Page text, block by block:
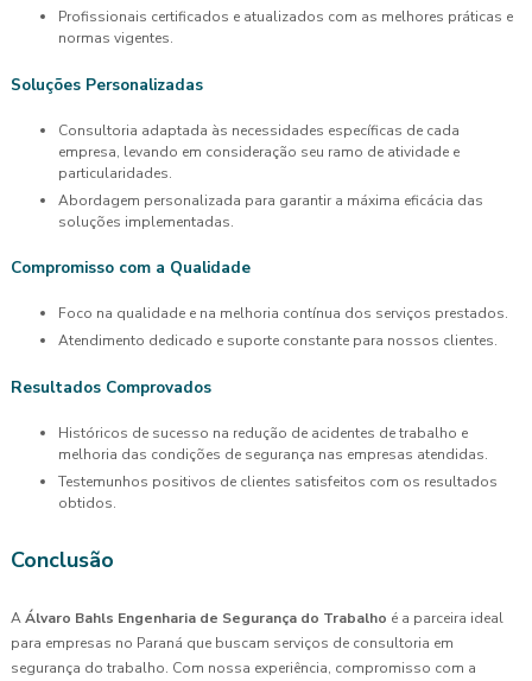
Profissionais certificados e atualizados com as melhores práticas e
normas vigentes.
Soluções Personalizadas
Consultoria adaptada às necessidades específicas de cada
empresa, levando em consideração seu ramo de atividade e
particularidades.
Abordagem personalizada para garantir a máxima eficácia das
soluções implementadas.
Compromisso com a Qualidade
Foco na qualidade e na melhoria contínua dos serviços prestados.
Atendimento dedicado e suporte constante para nossos clientes.
Resultados Comprovados
Históricos de sucesso na redução de acidentes de trabalho e
melhoria das condições de segurança nas empresas atendidas.
Testemunhos positivos de clientes satisfeitos com os resultados
obtidos.
Conclusão
AÁlvaro Bahls Engenharia de Segurança do Trabalho é a parceira ideal
para empresas no Paraná que buscam serviços de consultoria em
segurança do trabalho. Com nossa experiência, compromisso com a